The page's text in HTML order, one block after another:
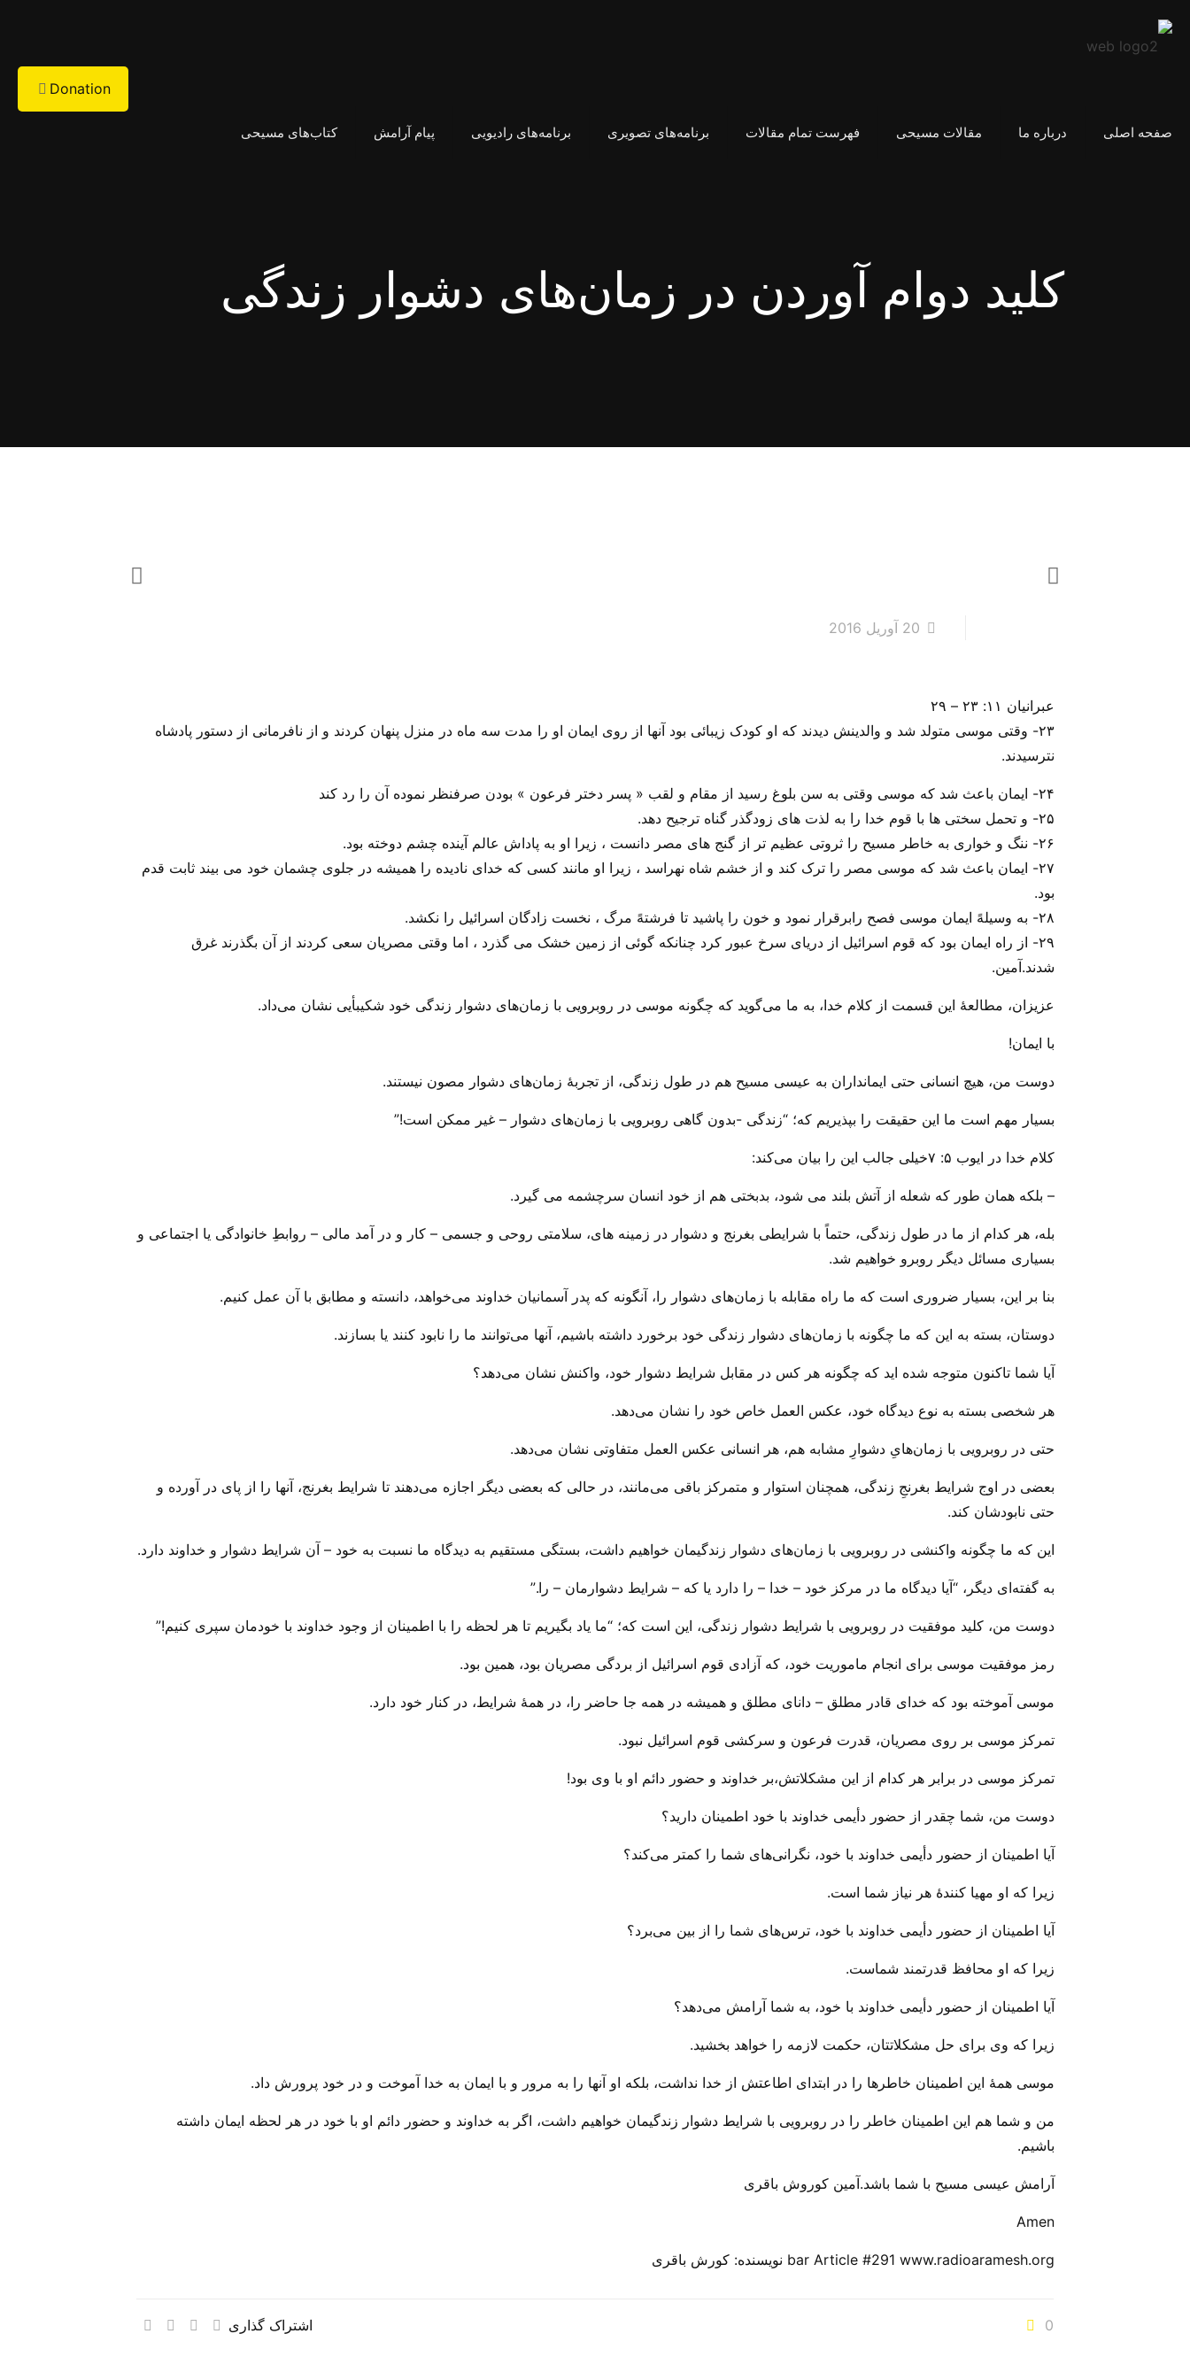
صفحه اصلی درباره ما مقالات مسیحی فهرست تمام مقالات برنامه‌های تصویری برنامه‌های رادیویی پیام آرامش کتاب‌های مسیحی
Donation
کلید دوام آوردن در زمان‌های دشوار زندگی
20 آوریل 2016
عبرانیان ۱۱: ۲۳ – ۲۹
۲۳- وقتی موسی متولد شد و والدینش دیدند که او کودک زیبائی بود آنها از روی ایمان او را مدت سه ماه در منزل پنهان کردند و از نافرمانی از دستور پادشاه
نترسیدند.
۲۴- ایمان باعث شد که موسی وقتی به سن بلوغ رسید از مقام و لقب « پسر دختر فرعون » بودن صرفنظر نموده آن را رد کند
۲۵- و تحمل سختی ها با قوم خدا را به لذت های زودگذر گناه ترجیح دهد.
۲۶- ننگ و خواری به خاطر مسیح را ثروتی عظیم تر از گنج های مصر دانست ، زیرا او به پاداش عالم آینده چشم دوخته بود.
۲۷- ایمان باعث شد که موسی مصر را ترک کند و از خشم شاه نهراسد ، زیرا او مانند کسی که خدای نادیده را همیشه در جلوی چشمان خود می بیند ثابت قدم
بود.
۲۸- به وسیلهً ایمان موسی فصح رابرقرار نمود و خون را پاشید تا فرشتهً مرگ ، نخست زادگان اسرائیل را نکشد.
۲۹- از راه ایمان بود که قوم اسرائیل از دریای سرخ عبور کرد چنانکه گوئی از زمین خشک می گذرد ، اما وقتی مصریان سعی کردند از آن بگذرند غرق
شدند.آمین.
عزیزان، مطالعهٔ این قسمت از کلام خدا، به ما می‌‌گوید که چگونه موسی در روبرویی با زمان‌های دشوار زندگی خود شکیبأیی نشان می‌‌داد.
با ایمان!
دوست من، هیچ انسانی حتی ایمانداران به عیسی مسیح هم در طول زندگی، از تجربهٔ زمان‌های دشوار مصون نیستند.
بسیار مهم است ما این حقیقت را بپذیریم که؛ “زندگی -بدون گاهی روبرویی با زمان‌های دشوار – غیر ممکن است!”
کلام خدا در ایوب ۵: ۷خیلی جالب این را بیان می‌‌کند:
– بلکه همان طور که شعله از آتش بلند می شود، بدبختی هم از خود انسان سرچشمه می گیرد.
بله، هر کدام از ما در طول زندگی، حتماً با شرایطی بغرنج و دشوار در زمینه های، سلامتی روحی و جسمی – کار و در آمد مالی – روابطِ خانوادگی یا اجتماعی و
بسیاری مسائل دیگر روبرو خواهیم شد.
بنا بر این، بسیار ضروری است که ما راه مقابله با زمان‌های دشوار را، آنگونه که پدر آسمانیان خداوند می‌‌خواهد، دانسته و مطابق با آن عمل کنیم.
دوستان، بسته به این که ما چگونه با زمان‌های دشوار زندگی خود برخورد داشته باشیم، آنها می‌‌توانند ما را نابود کنند یا بسازند.
آیا شما تاکنون متوجه شده اید که چگونه هر کس در مقابل شرایط دشوار خود، واکنش نشان می‌‌دهد؟
هر شخصی بسته به نوع دیدگاه خود، عکس العمل خاص خود را نشان می‌‌دهد.
حتی در روبرویی با زمان‌هایِ دشوارِ مشابه هم، هر انسانی عکس العمل متفاوتی نشان می‌‌دهد.
بعضی در اوج شرایط بغرنجِ زندگی، همچنان استوار و متمرکز باقی می‌‌مانند، در حالی که بعضی دیگر اجازه می‌‌دهند تا شرایط بغرنج، آنها را از پای در آورده و
حتی نابودشان کند.
این که ما چگونه واکنشی در روبرویی با زمان‌های دشوار زندگیمان خواهیم داشت، بستگی مستقیم به دیدگاه ما نسبت به خود – آن شرایط دشوار و خداوند دارد.
به گفته‌ای دیگر، “آیا دیدگاه ما در مرکز خود – خدا – را دارد یا که – شرایط دشوارمان – را.”
دوست من، کلید موفقیت در روبرویی با شرایط دشوار زندگی، این است که؛ “ما یاد بگیریم تا هر لحظه را با اطمینان از وجود خداوند با خودمان سپری کنیم!”
رمز موفقیت موسی برای انجام ماموریت خود، که آزادی قوم اسرائیل از بردگی مصریان بود، همین بود.
موسی آموخته بود که خدای قادر مطلق – دانای مطلق و همیشه در همه جا حاضر را، در همهٔ شرایط، در کنار خود دارد.
تمرکز موسی بر روی مصریان، قدرت فرعون و سرکشی قوم اسرائیل نبود.
تمرکز موسی در برابر هر کدام از این مشکلاتش،بر خداوند و حضور دائم او با وی بود!
دوست من، شما چقدر از حضور دأیمی خداوند با خود اطمینان دارید؟
آیا اطمینان از حضور دأیمی خداوند با خود، نگرانی‌های شما را کمتر می‌‌کند؟
زیرا که او مهیا کنندهٔ هر نیاز شما است.
آیا اطمینان از حضور دأیمی خداوند با خود، ترس‌های شما را از بین می‌‌برد؟
زیرا که او محافظ قدرتمند شماست.
آیا اطمینان از حضور دأیمی خداوند با خود، به شما آرامش می‌‌دهد؟
زیرا که وی برای حل مشکلاتتان، حکمت لازمه را خواهد بخشید.
موسی همهٔ این اطمینان خاطر‌ها را در ابتدای اطاعتش از خدا نداشت، بلکه او آنها را به مرور و با ایمان به خدا آموخت و در خود پرورش داد.
من و شما هم این اطمینان خاطر را در روبرویی با شرایط دشوار زندگیمان خواهیم داشت، اگر به خداوند و حضور دائم او با خود در هر لحظه‌ ایمان داشته
باشیم.
آرامش عیسی مسیح با شما باشد.آمین کوروش باقری
Amen
bar Article #291 www.radioaramesh.org نویسنده: کورش باقری
اشتراک گذاری 0